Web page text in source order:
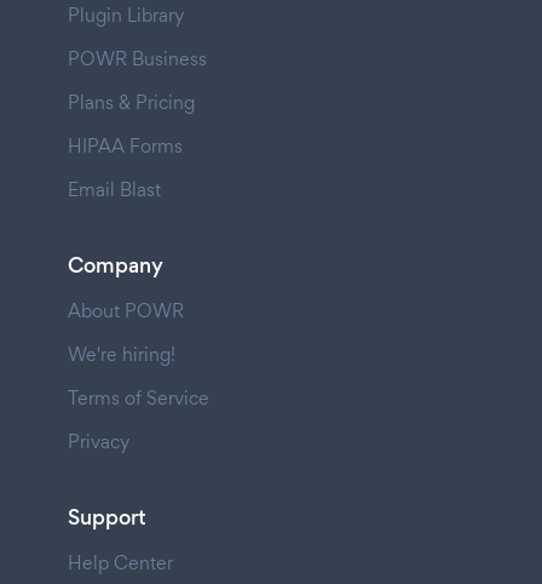
Plugin Library
POWR Business
Plans & Pricing
HIPAA Forms
Email Blast
Company
About POWR
We're hiring!
Terms of Service
Privacy
Support
Help Center